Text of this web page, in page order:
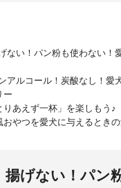
ない！パン粉も使わない！
アルコール！炭酸なし！愛
ー
あえず一杯」を楽しもう♪
おやつを愛犬に与えるとき
げない！パン